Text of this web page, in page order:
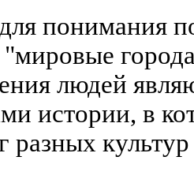
понимания
"мировые
людей
истории, в
разных